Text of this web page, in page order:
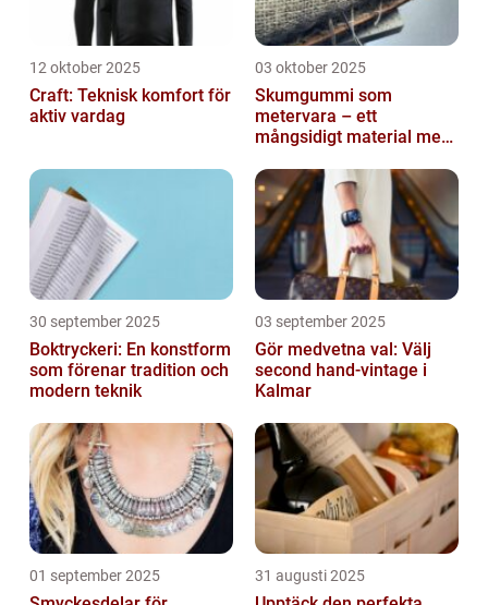
12 oktober 2025
Craft: Teknisk komfort för
aktiv vardag
03 oktober 2025
Skumgummi som
metervara – ett
mångsidigt material med
användningsområden
30 september 2025
Boktryckeri: En konstform
som förenar tradition och
modern teknik
03 september 2025
Gör medvetna val: Välj
second hand-vintage i
Kalmar
01 september 2025 31 augusti 2025